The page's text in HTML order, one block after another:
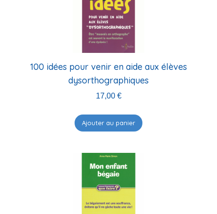
100 idées pour venir en aide aux élèves
dysorthographiques
17,00 €
Ajouter au panier